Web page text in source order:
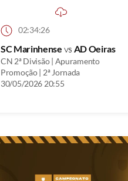
02:34:26
SC Marinhense vs AD Oeiras
CN 2ª Divisão | Apuramento
Promoção | 2ª Jornada
30/05/2026 20:55